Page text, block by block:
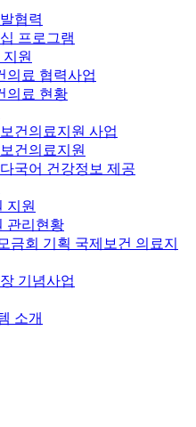
협력
프로그램
원
의료 협력사업
의료 현황
건의료지원 사업
건의료지원
국어 건강정보 제공
지원
관리현황
금회 기획 국제보건 의료지
기념사업
소개